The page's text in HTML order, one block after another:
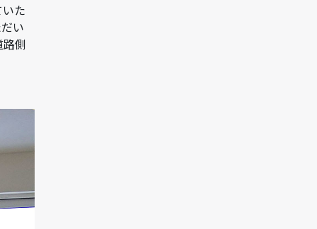
た
い
側